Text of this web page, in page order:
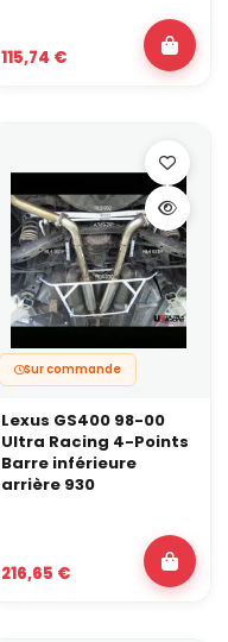
115,74 €
Sur commande
Lexus GS400 98-00
Ultra Racing 4-Points
Barre inférieure
arrière 930
216,65 €